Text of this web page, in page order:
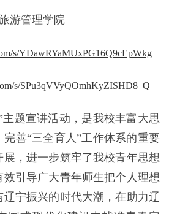
游管理学院
s/YDawRYaMUxPG16Q9cEpWkg
s/SPu3qVVyQOmhKyZISHD8_Q
主题宣讲活动，是我校丰富大思
善“三全育人”工作体系的重要
，进一步筑牢了我校青年思想
引导广大青年师生把个人理想
宁振兴的时代大潮，在助力辽